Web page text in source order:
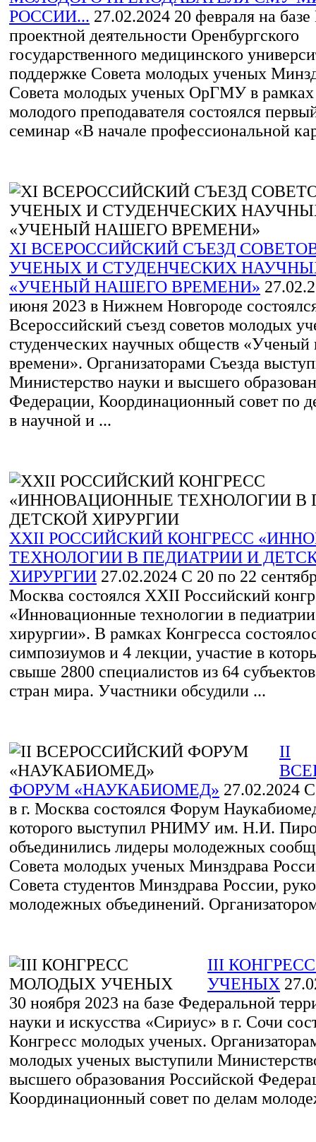
РОССИИ... 27.02.2024 20 февраля на
проектной деятельности Оренбургского
государственного медицинского
поддержке Совета молодых ученых
Совета молодых ученых ОрГМУ в
молодого преподавателя состоялся
семинар «В начале профессиональной
XI ВСЕРОССИЙСКИЙ СЪЕЗД
УЧЕНЫХ И СТУДЕНЧЕСКИХ
«УЧЕНЫЙ НАШЕГО ВРЕМЕНИ»
июня 2023 в Нижнем Новгороде
Всероссийский съезд советов молодых
студенческих научных обществ «Ученый
времени». Организаторами Съезда
Министерство науки и высшего
Федерации, Координационный совет по
в научной и ...
XХII РОССИЙСКИЙ КОНГРЕСС
ТЕХНОЛОГИИ В ПЕДИАТРИИ И
ХИРУРГИИ 27.02.2024 С 20 по 22
Москва состоялся XХII Российский
«Инновационные технологии в
хирургии». В рамках Конгресса
симпозиумов и 4 лекции, участие в
свыше 2800 специалистов из 64
стран мира. Участники обсудили ...
II
ФОРУМ «НАУКАБИОМЕД» 27.02.2024
в г. Москва состоялся Форум
которого выступил РНИМУ им. Н.И.
объединились лидеры молодежных
Совета молодых ученых Минздрава
Совета студентов Минздрава России,
молодежных объединений.
III
УЧЕНЫХ
30 ноября 2023 на базе Федеральной
науки и искусства «Сириус» в г. Сочи
Конгресс молодых ученых.
молодых ученых выступили
высшего образования Российской
Координационный совет по делам